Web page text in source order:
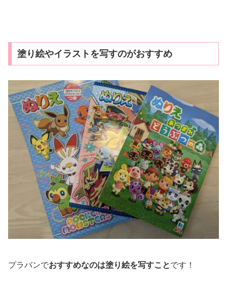
塗り絵やイラストを写すのがおすすめ
プラバンでおすすめなのは塗り絵を写すことです！